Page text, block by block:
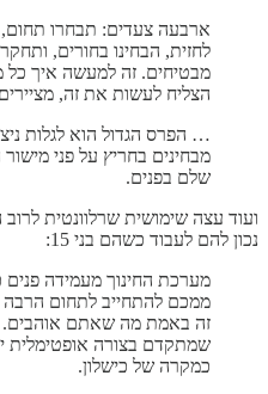
ארבעה צעדים: תבחרו תחום,
לחזית, הבחינו בחורים,
מבטיחים. זה למעשה איך
הצליח לעשות את זה,
… הפרס הגדול הוא לגלות
מבחינים בחריץ על פני
שלם בפנים.
ועוד עצה שימושית שרלוונטית
נכון להם לעבוד כשהם בני 15:
מערכת החינוך מעמידה
ממכם להתחייב לתחום
זה באמת מה שאתם
שמתקדם בצורה אופטימלית
כמקרה של כישלון.